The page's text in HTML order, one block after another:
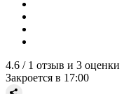
4.6 / 1 отзыв и 3 оценки
Закроется в 17:00